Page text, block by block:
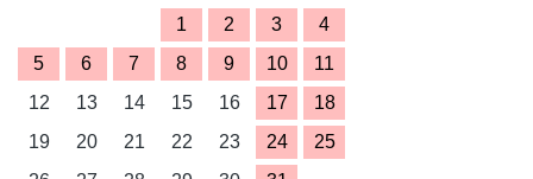
1
2 3
4
5
6 7 8 9 10
11
12
13 14 15 16 17
18
19
20 21 22 23 24
25